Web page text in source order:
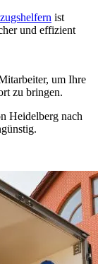
ist
und effizient
um Ihre
zu bringen.
Heidelberg nach